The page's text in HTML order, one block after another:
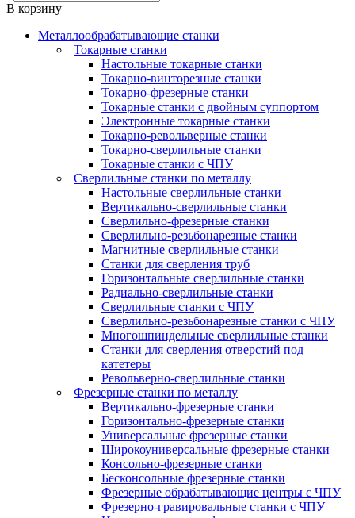
В корзину
Металлообрабатывающие станки
Токарные станки
Настольные токарные станки
Токарно-винторезные станки
Токарно-фрезерные станки
Токарные станки с двойным суппортом
Электронные токарные станки
Токарно-револьверные станки
Токарно-сверлильные станки
Токарные станки с ЧПУ
Сверлильные станки по металлу
Настольные сверлильные станки
Вертикально-сверлильные станки
Сверлильно-фрезерные станки
Сверлильно-резьбонарезные станки
Магнитные сверлильные станки
Станки для сверления труб
Горизонтальные сверлильные станки
Радиально-сверлильные станки
Сверлильные станки с ЧПУ
Сверлильно-резьбонарезные станки с ЧПУ
Многошпиндельные сверлильные станки
Станки для сверления отверстий под
катетеры
Револьверно-сверлильные станки
Фрезерные станки по металлу
Вертикально-фрезерные станки
Горизонтально-фрезерные станки
Универсальные фрезерные станки
Широкоуниверсальные фрезерные станки
Консольно-фрезерные станки
Бесконсольные фрезерные станки
Фрезерные обрабатывающие центры с ЧПУ
Фрезерно-гравировальные станки с ЧПУ